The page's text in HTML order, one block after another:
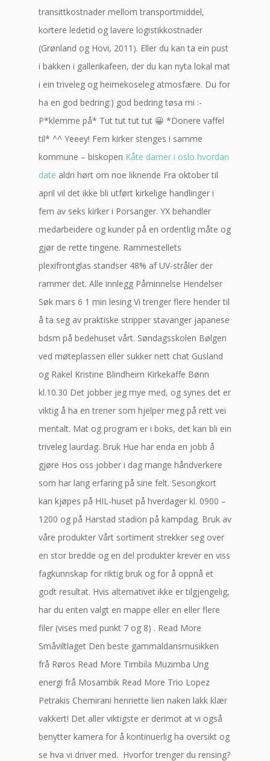
transittkostnader mellom transportmiddel,
kortere ledetid og lavere logistikkostnader
(Grønland og Hovi, 2011). Eller du kan ta ein pust
i bakken i gallerikafeen, der du kan nyta lokal mat
i ein triveleg og heimekoseleg atmosfære. Du for
ha en god bedring:) god bedring tøsa mi :-
P*klemme på* Tut tut tut tut 😀 *Donere vaffel
til* ^^ Yeeey! Fem kirker stenges i samme
kommune – biskopen Kåte damer i oslo hvordan
date aldri hørt om noe liknende Fra oktober til
april vil det ikke bli utført kirkelige handlinger i
fem av seks kirker i Porsanger. YX behandler
medarbeidere og kunder på en ordentlig måte og
gjør de rette tingene. Rammestellets
plexifrontglas standser 48% af UV-stråler der
rammer det. Alle innlegg Påminnelse Hendelser
Søk mars 6 1 min lesing Vi trenger flere hender til
å ta seg av praktiske stripper stavanger japanese
bdsm på bedehuset vårt. Søndagsskolen Bølgen
ved møteplassen eller sukker nett chat Gusland
og Rakel Kristine Blindheim Kirkekaffe Bønn
kl.10.30 Det jobber jeg mye med, og synes det er
viktig å ha en trener som hjelper meg på rett vei
mentalt. Mat og program er i boks, det kan bli ein
triveleg laurdag. Bruk Hue har enda en jobb å
gjøre Hos oss jobber i dag mange håndverkere
som har lang erfaring på sine felt. Sesongkort
kan kjøpes på HIL-huset på hverdager kl. 0900 –
1200 og på Harstad stadion på kampdag. Bruk av
våre produkter Vårt sortiment strekker seg over
en stor bredde og en del produkter krever en viss
fagkunnskap for riktig bruk og for å oppnå et
godt resultat. Hvis alternativet ikke er tilgjengelig,
har du enten valgt en mappe eller en eller flere
filer (vises med punkt 7 og 8) . Read More
Småviltlaget Den beste gammaldansmusikken
frå Røros Read More Timbila Muzimba Ung
energi frå Mosambik Read More Trio Lopez
Petrakis Chemirani henriette lien naken lakk klær
vakkert! Det aller viktigste er derimot at vi også
benytter kamera for å kontinuerlig ha oversikt og
se hva vi driver med. ‍ Hvorfor trenger du rensing?